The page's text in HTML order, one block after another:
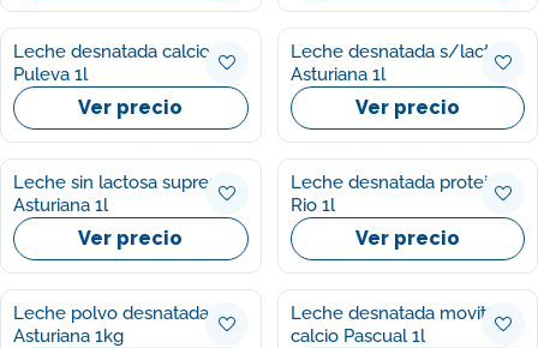
Leche desnatada calcio
Puleva 1l
Ver precio
Leche desnatada s/lactosa
Asturiana 1l
Ver precio
Leche sin lactosa suprema
Asturiana 1l
Ver precio
Leche desnatada proteinas
Rio 1l
Ver precio
Leche polvo desnatada
Asturiana 1kg
Leche desnatada movit
calcio Pascual 1l